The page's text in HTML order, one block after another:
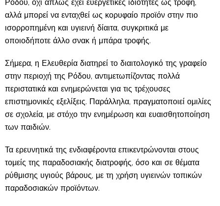
Ρόδου, όχι απλώς έχει ευεργετικές ιδιότητες ως τροφή,
αλλά μπορεί να ενταχθεί ως κορυφαίο προϊόν στην πιο
ισορροπημένη και υγιεινή δίαιτα, συγκριτικά με
οποιοδήποτε άλλο σνακ ή μπάρα τροφής.
Σήμερα, η Ελευθερία διατηρεί το διαιτολογικό της γραφείο
στην περιοχή της Ρόδου, αντιμετωπίζοντας πολλά
περιστατικά και ενημερώνεται για τις τρέχουσες
επιστημονικές εξελίξεις. Παράλληλα, πραγματοποιεί ομιλίες
σε σχολεία, με στόχο την ενημέρωση και ευαισθητοποίηση
των παιδιών.
Τα ερευνητικά της ενδιαφέροντα επικεντρώνονται στους
τομείς της παραδοσιακής διατροφής, όσο και σε θέματα
ρύθμισης υγιούς βάρους, με τη χρήση υγιεινών τοπικών
παραδοσιακών προϊόντων.